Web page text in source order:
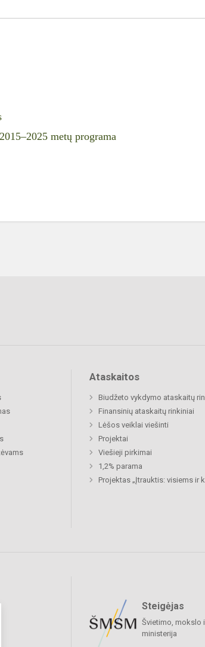
metų programa
Ataskaitos
Biudžeto vykdymo ataskaitų
Finansinių ataskaitų rinkiniai
Lėšos veiklai viešinti
Projektai
Viešieji pirkimai
1,2% parama
Projektas „Įtrauktis: visiems ir
Steigėjas
Švietimo, mokslo
ministerija